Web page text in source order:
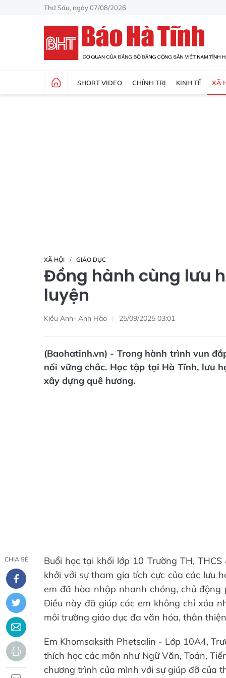
Thứ Sáu, ngày 07/08/2026
SHORT VIDEO CHÍNH TRỊ KINH TẾ XÃ
XÃ HỘI GIÁO DỤC
Đồng hành cùng lưu
luyện
Kiều Anh- Anh Hào 25/09/2025 03:01
(Baohatinh.vn) - Trong hành trình vun
nối vững chắc. Học tập tại Hà Tĩnh, lưu
xây dựng quê hương.
CHIA SẺ
Buổi học tại khối lớp 10 Trường TH,
khởi với sự tham gia tích cực của các lưu
em đã hòa nhập nhanh chóng, chủ
Điều này đã giúp các em không chỉ xóa
môi trường giáo dục đa văn hóa, thân
Em Khomsaksith Phetsalin - Lớp 10A4,
thích học các môn như Ngữ Văn, Toán,
chương trình của mình với sự giúp đỡ của